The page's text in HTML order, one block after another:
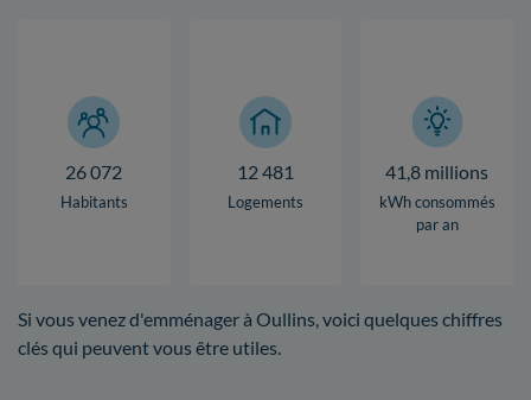
26 072
Habitants
12 481
Logements
41,8 millions
kWh consommés
par an
Si vous venez d'emménager à Oullins, voici quelques chiffres
clés qui peuvent vous être utiles.